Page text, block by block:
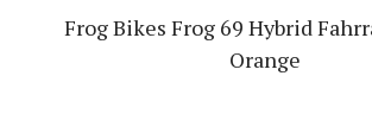
Frog Bikes Frog 69 Hybrid
Orange